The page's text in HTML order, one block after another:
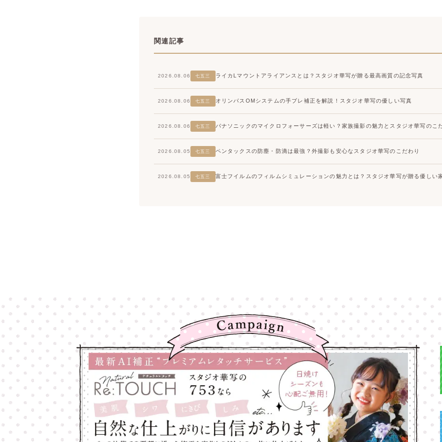
関連記事
2026.08.06 七五三 ライカLマウントアライアンスとは？スタジオ華写が贈る最高画質の記念写真
2026.08.06 七五三 オリンパスOMシステムの手ブレ補正を解説！スタジオ華写の優しい写真
2026.08.06 七五三 パナソニックのマイクロフォーサーズは軽い？家族撮影の魅力とスタジオ華写のこ
2026.08.05 七五三 ペンタックスの防塵・防滴は最強？外撮影も安心なスタジオ華写のこだわり
2026.08.05 七五三 富士フイルムのフィルムシミュレーションの魅力とは？スタジオ華写が贈る優しい